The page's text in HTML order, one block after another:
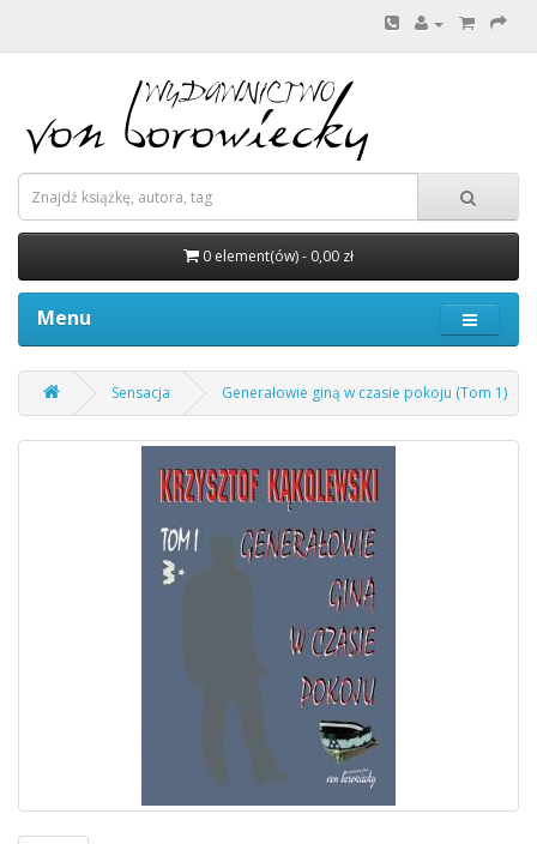
0 element(ów) - 0,00 zł
Menu
Sensacja Generałowie giną w czasie pokoju (Tom 1)